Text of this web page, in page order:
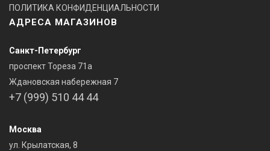
ПОЛИТИКА КОНФИДЕНЦИАЛЬНОСТИ
АДРЕСА МАГАЗИНОВ
Санкт-Петербург
проспект Тореза 71а
Ждановская набережная 7
+7 (999) 510 44 44
Москва
ул. Крылатская, 8